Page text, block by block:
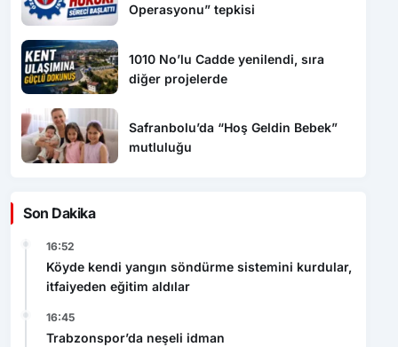
Operasyonu” tepkisi
1010 No’lu Cadde yenilendi, sıra
diğer projelerde
Safranbolu’da “Hoş Geldin Bebek”
mutluluğu
Son Dakika
16:52
Köyde kendi yangın söndürme sistemini kurdular,
itfaiyeden eğitim aldılar
16:45
Trabzonspor’da neşeli idman